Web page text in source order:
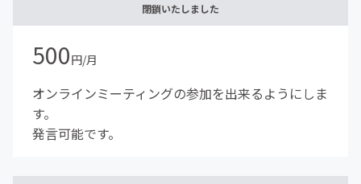
閉鎖いたしました
500円/月
オンラインミーティングの参加を出来るようにしま
す。
発言可能です。